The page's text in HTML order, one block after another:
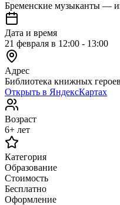
Бременские музыканты —
Дата и время
21 февраля в 12:00 - 13:00
Адрес
Библиотека книжных героев
Открыть в ЯндексКартах
Возраст
6+ лет
Категория
Образование
Стоимость
Бесплатно
Оформление